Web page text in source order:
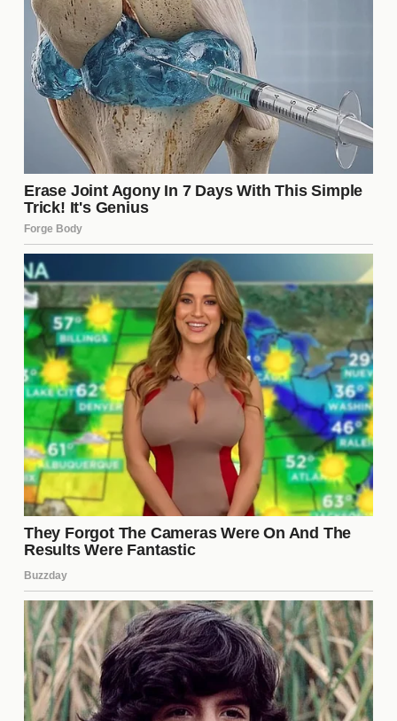
pero también ha permitido a Yaman reafirmar su
compromiso con su trabajo y su autenticidad.
La Estrategia de Comunicación
de Yaman
La manera en queCan Yamanse comunica con su
audiencia es fundamental para su éxito. A través de
entrevistas y publicaciones en redes sociales, ha
desarrollado una estrategia que incluye:
Responder directamente a las críticas.
Compartir momentos de su vida personal.
Utilizar un tono positivo y motivador.
Esta estrategia no solo le ayuda a conectar con sus
fans, sino que también establece un modelo de
cómo enfrentar adversidades en el ámbito público.
El Papel de las Redes Sociales
Las redes sociales han transformado la forma en
que los actores comoCan Yamaninteractúan con
su audiencia. Plataformas como Instagram y Twitter
Esto ha llevado a un aumento en la participación de
los fans, quienes sienten que pueden expresar su
apoyo o críticas de manera inmediata y efectiva.
Comparaciones con Otros
Actores